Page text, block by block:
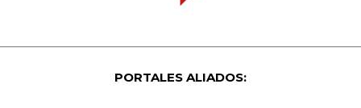
PORTALES ALIADOS: